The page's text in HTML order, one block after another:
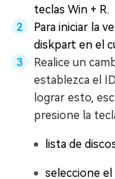
teclas Win + R.
Para iniciar la
diskpart en el
Realice un
establezca el
lograr esto,
presione la
lista de
seleccione